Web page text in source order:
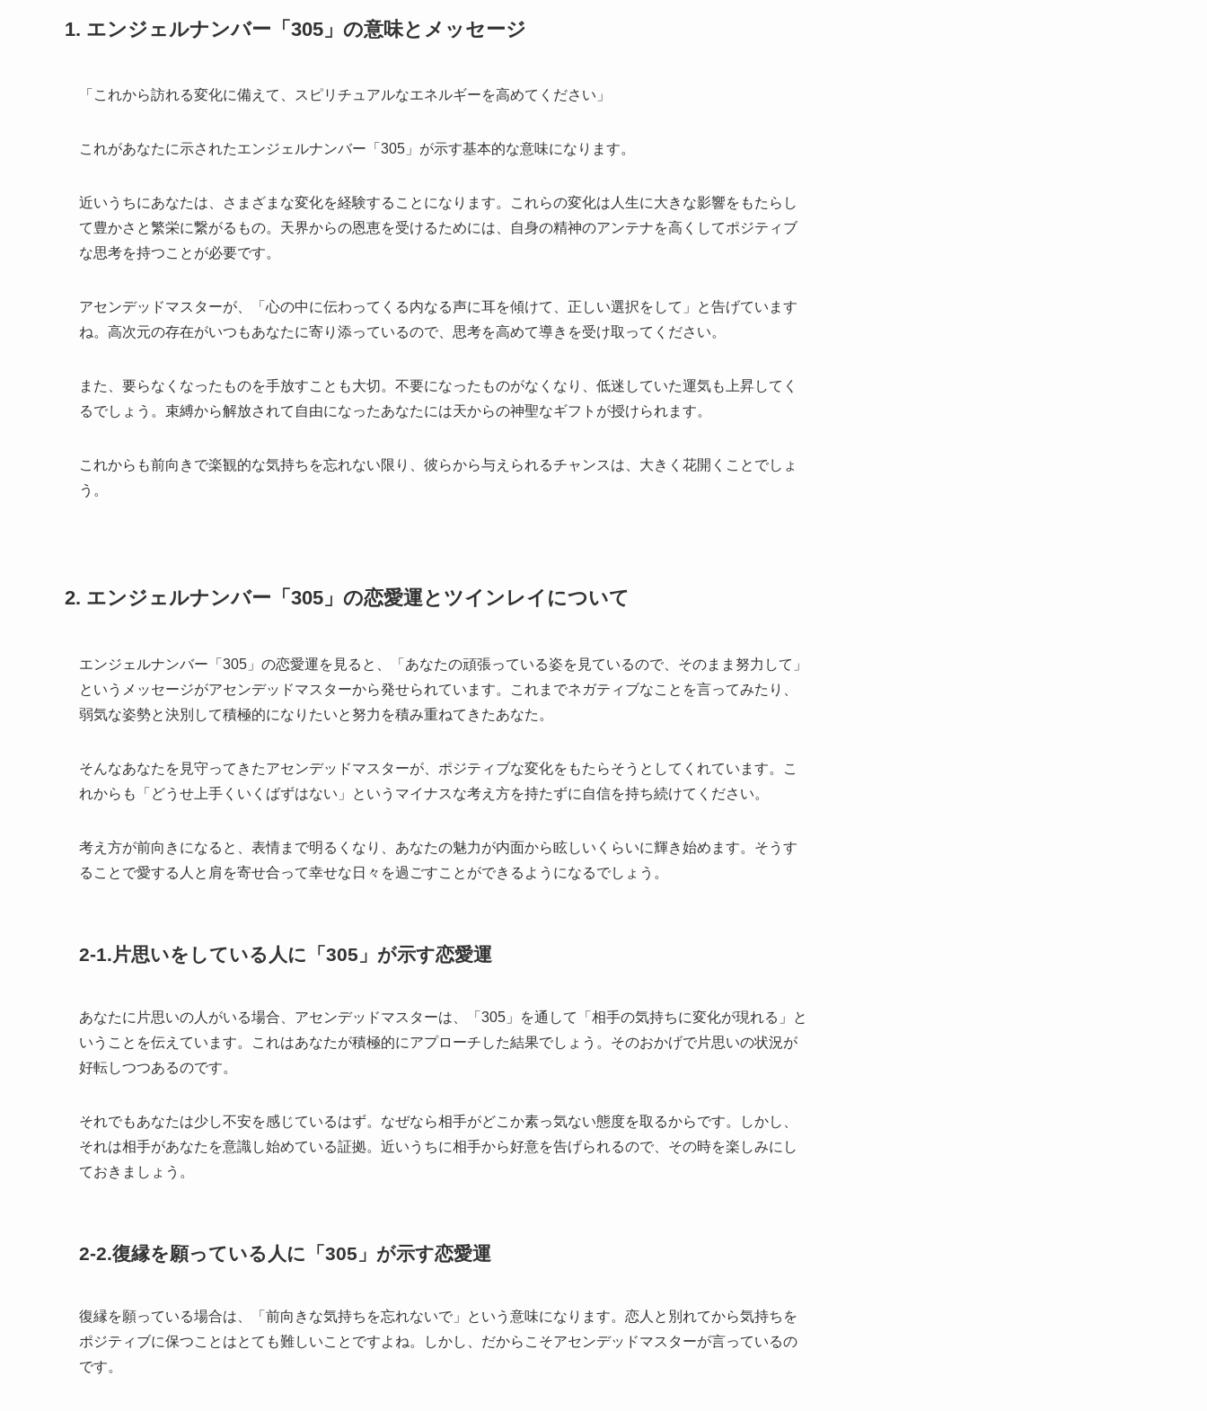
1. エンジェルナンバー「305」の意味とメッセージ
「これから訪れる変化に備えて、スピリチュアルなエネルギーを高めてください」
これがあなたに示されたエンジェルナンバー「305」が示す基本的な意味になります。
近いうちにあなたは、さまざまな変化を経験することになります。これらの変化は人生に大きな影響をもたらし
て豊かさと繁栄に繋がるもの。天界からの恩恵を受けるためには、自身の精神のアンテナを高くしてポジティブ
な思考を持つことが必要です。
アセンデッドマスターが、「心の中に伝わってくる内なる声に耳を傾けて、正しい選択をして」と告げています
ね。高次元の存在がいつもあなたに寄り添っているので、思考を高めて導きを受け取ってください。
また、要らなくなったものを手放すことも大切。不要になったものがなくなり、低迷していた運気も上昇してく
るでしょう。束縛から解放されて自由になったあなたには天からの神聖なギフトが授けられます。
これからも前向きで楽観的な気持ちを忘れない限り、彼らから与えられるチャンスは、大きく花開くことでしょ
う。
2. エンジェルナンバー「305」の恋愛運とツインレイについて
エンジェルナンバー「305」の恋愛運を見ると、「あなたの頑張っている姿を見ているので、そのまま努力して」
というメッセージがアセンデッドマスターから発せられています。これまでネガティブなことを言ってみたり、
弱気な姿勢と決別して積極的になりたいと努力を積み重ねてきたあなた。
そんなあなたを見守ってきたアセンデッドマスターが、ポジティブな変化をもたらそうとしてくれています。こ
れからも「どうせ上手くいくばずはない」というマイナスな考え方を持たずに自信を持ち続けてください。
考え方が前向きになると、表情まで明るくなり、あなたの魅力が内面から眩しいくらいに輝き始めます。そうす
ることで愛する人と肩を寄せ合って幸せな日々を過ごすことができるようになるでしょう。
2-1.片思いをしている人に「305」が示す恋愛運
あなたに片思いの人がいる場合、アセンデッドマスターは、「305」を通して「相手の気持ちに変化が現れる」と
いうことを伝えています。これはあなたが積極的にアプローチした結果でしょう。そのおかげで片思いの状況が
好転しつつあるのです。
それでもあなたは少し不安を感じているはず。なぜなら相手がどこか素っ気ない態度を取るからです。しかし、
それは相手があなたを意識し始めている証拠。近いうちに相手から好意を告げられるので、その時を楽しみにし
ておきましょう。
2-2.復縁を願っている人に「305」が示す恋愛運
復縁を願っている場合は、「前向きな気持ちを忘れないで」という意味になります。恋人と別れてから気持ちを
ポジティブに保つことはとても難しいことですよね。しかし、だからこそアセンデッドマスターが言っているの
です。